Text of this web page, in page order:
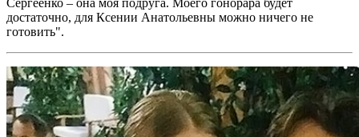
достаточно, для Ксении Анатольевны можно ничего не
готовить".